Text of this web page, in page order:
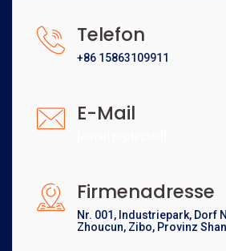
Telefon
+86 15863109911
E-Mail
Firmenadresse
Nr. 001, Industriepark, Dorf
Zhoucun, Zibo, Provinz